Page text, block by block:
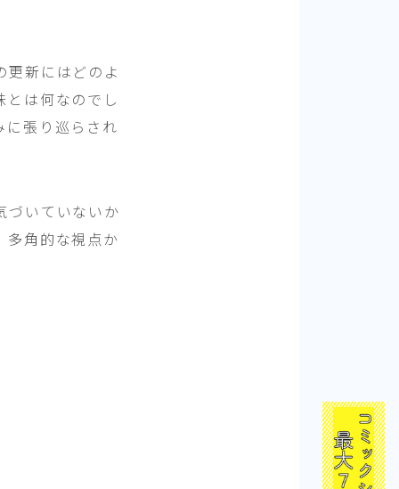
更新にはどのよ
は何なのでし
に張り巡らされ
づいていないか
多角的な視点か